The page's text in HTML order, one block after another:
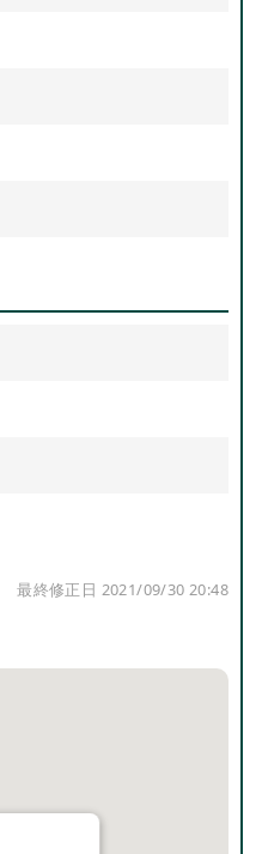
最終修正日 2021/09/30 20:48